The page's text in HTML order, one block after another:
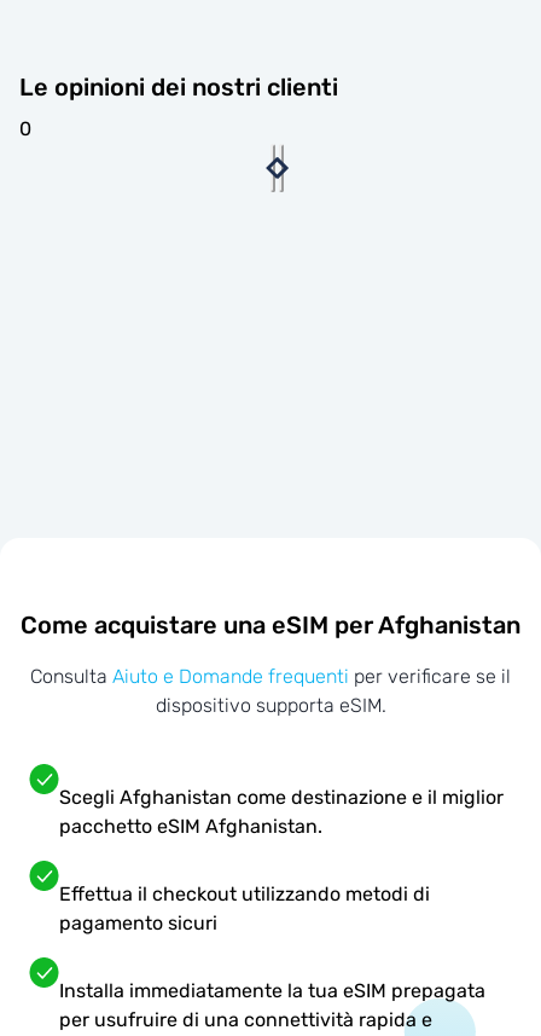
Le opinioni dei nostri clienti
0
Come acquistare una eSIM per Afghanistan
Consulta Aiuto e Domande frequenti per verificare se il
dispositivo supporta eSIM.
Scegli Afghanistan come destinazione e il miglior
pacchetto eSIM Afghanistan.
Effettua il checkout utilizzando metodi di
pagamento sicuri
Installa immediatamente la tua eSIM prepagata
per usufruire di una connettività rapida e